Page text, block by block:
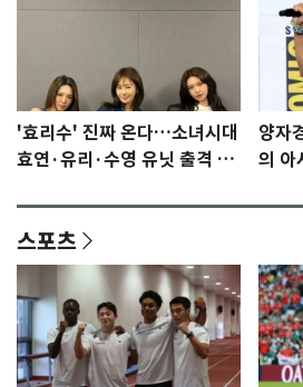
'효리수' 진짜 온다…소녀시대
효연·유리·수영 유닛 출격 [N
양자
의 아
스포츠